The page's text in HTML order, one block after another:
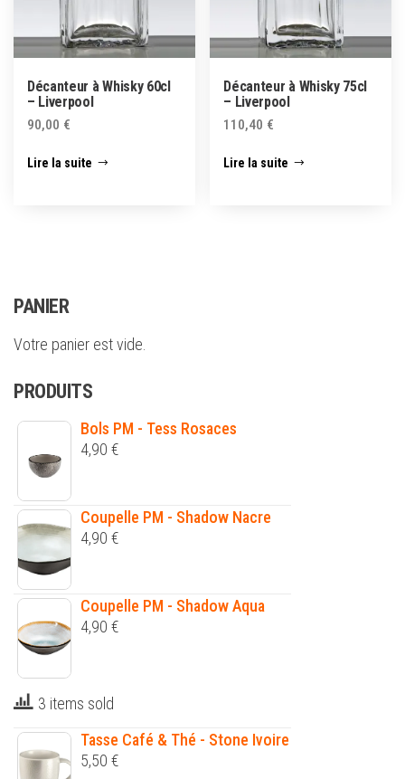
Décanteur à Whisky 60cl
– Liverpool
90,00 €
Lire la suite
Décanteur à Whisky 75cl
– Liverpool
110,40 €
Lire la suite
PANIER
Votre panier est vide.
PRODUITS
Bols PM - Tess Rosaces
4,90 €
Coupelle PM - Shadow Nacre
4,90 €
Coupelle PM - Shadow Aqua
4,90 €
3 items sold
Tasse Café & Thé - Stone Ivoire
5,50 €